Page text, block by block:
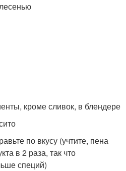
кроме сливок, в блендере
по вкусу (учтите, пена
в 2 раза, так что
специй)